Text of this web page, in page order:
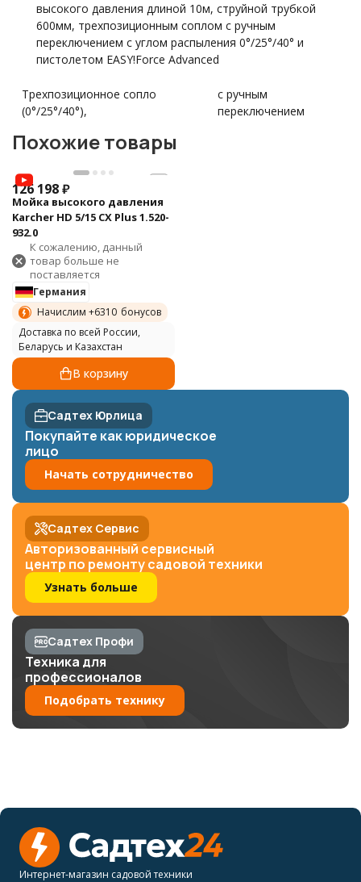
высокого давления длиной 10м, струйной трубкой
600мм, трехпозиционным соплом с ручным
переключением с углом распыления 0°/25°/40° и
пистолетом EASY!Force Advanced
Трехпозиционное сопло
(0°/25°/40°),
с ручным
переключением
Похожие товары
126 198₽
Мойка высокого давления
Karcher HD 5/15 CX Plus 1.520-
932.0
К сожалению, данный
товар больше не
поставляется
Германия
Начислим +6310 бонусов
Доставка по всей России,
Беларусь и Казахстан
В корзину
Садтех Юрлица
Покупайте как юридическое
лицо
Начать сотрудничество
Садтех Сервис
Авторизованный сервисный
центр по ремонту садовой техники
Узнать больше
Садтех Профи
Техника для
профессионалов
Подобрать технику
Интернет-магазин садовой техники